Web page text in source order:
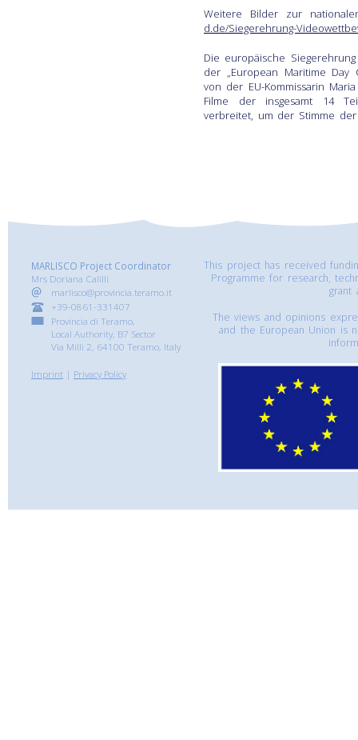
Weitere Bilder zur
d.de/Siegerehrung-
Die europäische
der „European Maritime
von der EU-Kommissarin
Filme der insgesamt 14
verbreitet, um der Stimme
MARLISCO Project Coordinator
Mrs Doriana Calilli
marlisco@provincia.teramo.it
+39-0861-331407
Provincia di Teramo,
Local Authority, B7 Sector
Via Milli 2, 64100 Teramo, Italy
Imprint | Privacy Policy
This project has received
Programme for research,
grant
The views and opinions
and the European Union is